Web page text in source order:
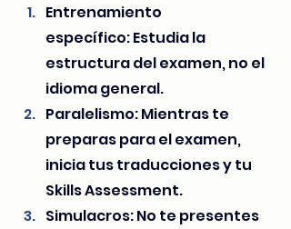
Entrenamiento
específico: Estudia la
estructura del examen, no el
idioma general.
Paralelismo: Mientras te
preparas para el examen,
inicia tus traducciones y tu
Skills Assessment.
Simulacros: No te presentes